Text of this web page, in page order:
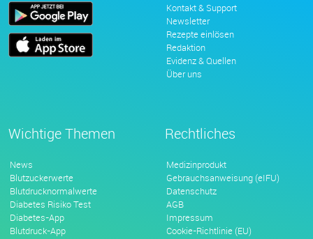
Kontakt & Support
Newsletter
Rezepte einlösen
Redaktion
Evidenz & Quellen
Über uns
Wichtige Themen
News
Blutzuckerwerte
Blutdrucknormalwerte
Diabetes Risiko Test
Diabetes-App
Blutdruck-App
Rechtliches
Medizinprodukt
Gebrauchsanweisung (eIFU)
Datenschutz
AGB
Impressum
Cookie-Richtlinie (EU)